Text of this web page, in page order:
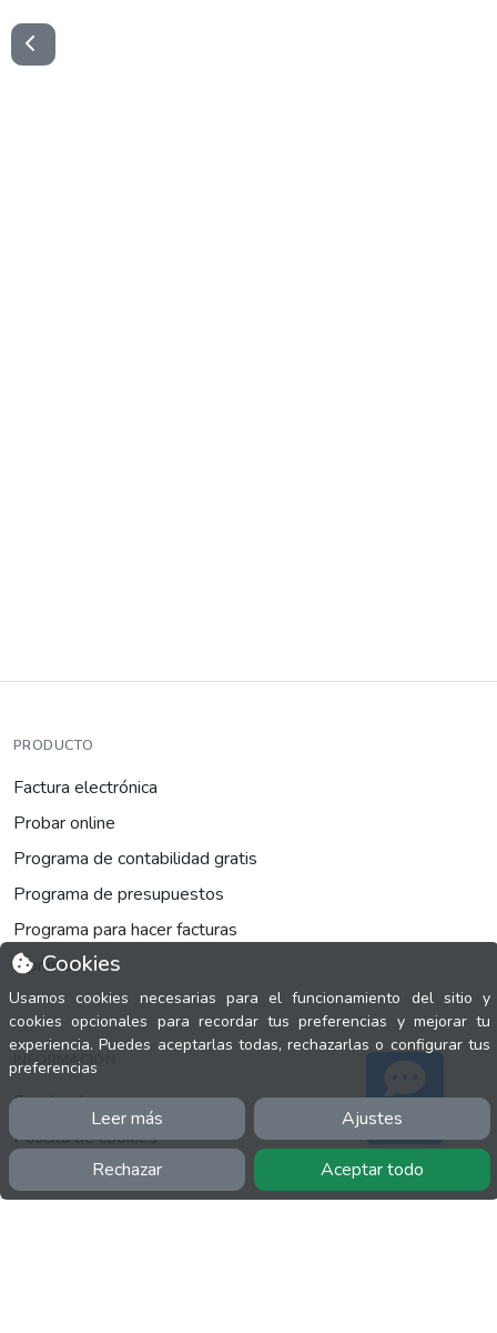
Cookies
Usamos cookies necesarias para el funcionamiento del sitio y
cookies opcionales para recordar tus preferencias y mejorar tu
experiencia. Puedes aceptarlas todas, rechazarlas o configurar tus
preferencias
Leer más Ajustes
Rechazar Aceptar todo
PRODUCTO
Factura electrónica
Probar online
Programa de contabilidad gratis
Programa de presupuestos
Programa para hacer facturas
fsprinter
INFORMACIÓN
Facebook
Polícita de cookies
Política de privacidad
Soporte